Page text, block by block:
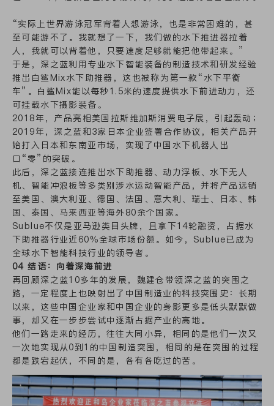
“实际上世界游泳冠军背着人想游泳，也是非常困难的，甚
至可能游不了。我就想了一下，我们做的水下推进器拉着
人，我就可以背着他，只要速度足够就能把他带起来。”
于是，深之蓝利用专业水下智能装备的制造技术和研发经验
推出白鲨Mix水下助推器，这也被称为第一款“水下平衡
车”。白鲨Mix能以每秒1.5米的速度提供水下前进动力，还
可挂载水下摄影装备。
2018年，产品亮相美国拉斯维加斯消费电子展，引起轰动；
2019年，深之蓝和3家日本企业签署合作协议，相关产品开
始打入日本和东南亚市场，实现了中国水下机器人出
口“零”的突破。
此后，深之蓝接连推出水下助推器、动力浮板、水下无人
机、智能冲浪板等多类别涉水运动智能产品，并将产品远销
至美国、澳大利亚、德国、法国、意大利、瑞士、日本、韩
国、泰国、马来西亚等海外80余个国家。
Sublue不仅是亚马逊类目头牌，且拿下14轮融资，占据水
下助推器行业近60%全球市场份额。如今，Sublue已成为
全球水下智能科技行业的领导者。
04 结语：向着深海前进
再回顾深之蓝10多年的发展，魏建仓带领深之蓝的突围之
路，一定程度上也映射出了中国制造业的科技突围史：长期
以来，这些中国企业家和中国企业的身影更多是低头默默做
事，却又在一步步尝试中逐渐占据产业的高地。
他们一路走来的经历，往往大同小异，相同的是他们一次又
一次地实现从0到1的中国制造突围，相同的是在突围的过程
都是跌宕起伏，不同的是，各有各吃过的苦。